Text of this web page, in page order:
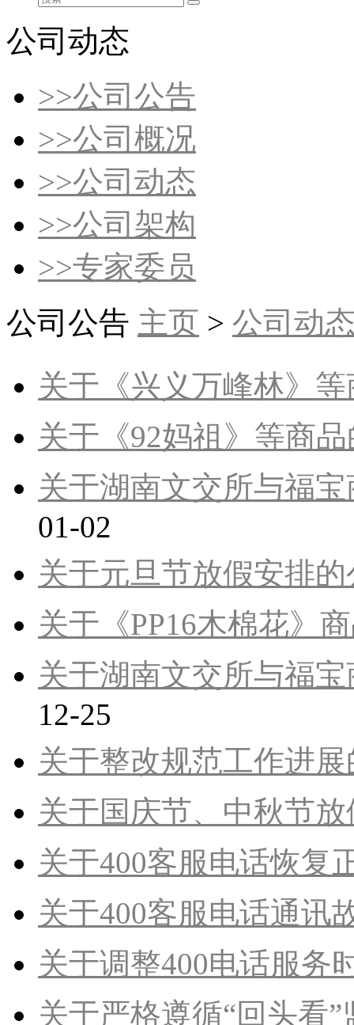
公司动态
>>公司公告
>>公司概况
>>公司动态
>>公司架构
>>专家委员
公司公告 主页 > 公司动
关于《兴义万峰林》
关于《92妈祖》等商
关于湖南文交所与福
01-02
关于元旦节放假安排
关于《PP16木棉花》
关于湖南文交所与福
12-25
关于整改规范工作进
关于国庆节、中秋节
关于400客服电话恢复
关于400客服电话通讯
关于调整400电话服务
关于严格遵循“回头看